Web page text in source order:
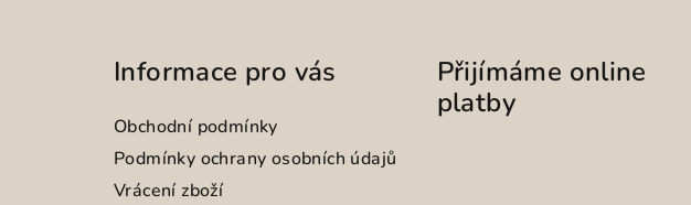
Informace pro vás
Obchodní podmínky
Podmínky ochrany osobních údajů
Vrácení zboží
Přijímáme online
platby